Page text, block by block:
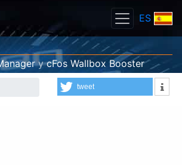
ES
ycFos Wallbox Booster
tweet